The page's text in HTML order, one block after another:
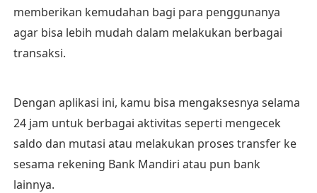
memberikan kemudahan bagi para penggunanya
agar bisa lebih mudah dalam melakukan berbagai
transaksi.
Dengan aplikasi ini, kamu bisa mengaksesnya selama
24 jam untuk berbagai aktivitas seperti mengecek
saldo dan mutasi atau melakukan proses transfer ke
sesama rekening Bank Mandiri atau pun bank
lainnya.